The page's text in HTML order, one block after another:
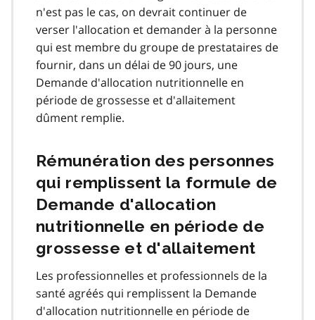
n'est pas le cas, on devrait continuer de
verser l'allocation et demander à la personne
qui est membre du groupe de prestataires de
fournir, dans un délai de 90 jours, une
Demande d'allocation nutritionnelle en
période de grossesse et d'allaitement
dûment remplie.
Rémunération des personnes
qui remplissent la formule de
Demande d'allocation
nutritionnelle en période de
grossesse et d'allaitement
Les professionnelles et professionnels de la
santé agréés qui remplissent la Demande
d'allocation nutritionnelle en période de